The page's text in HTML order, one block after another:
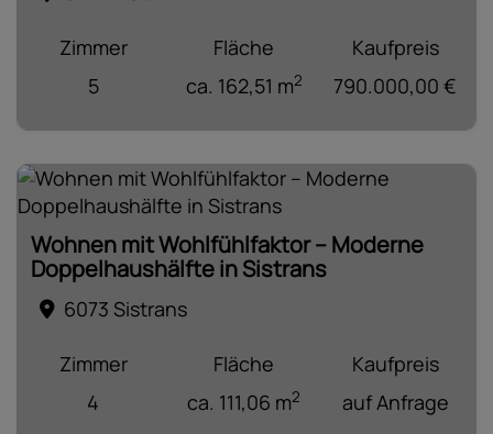
Zimmer
5
Fläche
ca. 162,51 m2
Kaufpreis
790.000,00 €
Wohnen mit Wohlfühlfaktor – Moderne
Doppelhaushälfte in Sistrans
6073 Sistrans
Zimmer
4
Fläche
ca. 111,06 m2
Kaufpreis
auf Anfrage